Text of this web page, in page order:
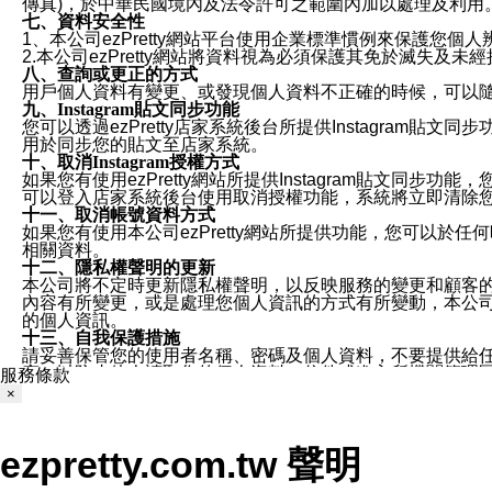
七、資料安全性
1、本公司ezPretty網站平台使用企業標準慣例來保護您個
2.本公司ezPretty網站將資料視為必須保護其免於滅失及未
八、查詢或更正的方式
用戶個人資料有變更、或發現個人資料不正確的時候，可
九、Instagram貼文同步功能
您可以透過ezPretty店家系統後台所提供Instagram貼文同
用於同步您的貼文至店家系統。
十、取消Instagram授權方式
如果您有使用ezPretty網站所提供Instagram貼文同步功能
可以登入店家系統後台使用取消授權功能，系統將立即清
十一、取消帳號資料方式
如果您有使用本公司ezPretty網站所提供功能，您可以於任
相關資料。
十二、隱私權聲明的更新
本公司將不定時更新隱私權聲明，以反映服務的變更和顧
內容有所變更，或是處理您個人資訊的方式有所變動，本
的個人資訊。
十三、自我保護措施
請妥善保管您的使用者名稱、密碼及個人資料，不要提供
窗，以防止他人讀取您的個人資料、信件或進入所機關管理
本公司/本服務將以通知型訊息傳送重要訊息給您。即使未
本公司/本服務傳送之通知型訊息以對您有效且重要的訊息
服務條款
×
ezpretty.com.tw 聲明